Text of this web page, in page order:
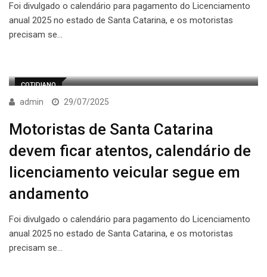
Foi divulgado o calendário para pagamento do Licenciamento
anual 2025 no estado de Santa Catarina, e os motoristas
precisam se…
COTIDIANO
admin 29/07/2025
Motoristas de Santa Catarina
devem ficar atentos, calendário de
licenciamento veicular segue em
andamento
Foi divulgado o calendário para pagamento do Licenciamento
anual 2025 no estado de Santa Catarina, e os motoristas
precisam se…